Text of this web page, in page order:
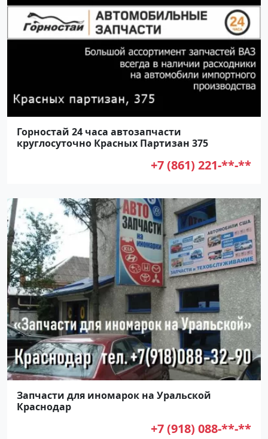
Горностай 24 часа автозапчасти
круглосуточно Красных Партизан 375
+7 (861) 221-**-**
Запчасти для иномарок на Уральской
Краснодар
+7 (918) 088-**-**